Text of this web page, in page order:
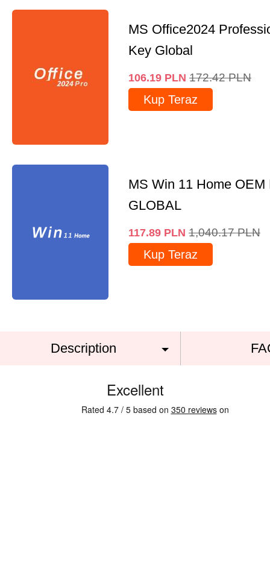
MS Office2024
Key Global
106.19 PLN 172.42 PLN
Kup Teraz
MS Win 11 Home OEM
GLOBAL
117.89 PLN 1,040.17 PLN
Kup Teraz
Description